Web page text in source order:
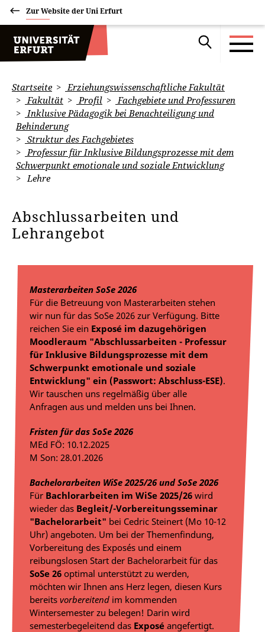
Zur Website der Uni Erfurt
Startseite
Erziehungswissenschaftliche Fakultät
Fakultät
Profil
Fachgebiete und Professuren
Inklusive Pädagogik bei Benachteiligung und
Behinderung
Struktur des Fachgebietes
Professur für Inklusive Bildungsprozesse mit dem
Schwerpunkt emotionale und soziale Entwicklung
Lehre
Abschlussarbeiten und
Lehrangebot
Masterarbeiten SoSe 2026
Für die Betreuung von Masterarbeiten stehen
wir nun für das SoSe 2026 zur Verfügung. Bitte
reichen Sie ein Exposé im dazugehörigen
Moodleraum "Abschlussarbeiten - Professur
für Inklusive Bildungsprozesse mit dem
Schwerpunkt emotionale und soziale
Entwicklung" ein (Passwort: Abschluss-ESE).
Wir tauschen uns regelmäßig über alle
Anfragen aus und melden uns bei Ihnen.
Fristen für das SoSe 2026
MEd FÖ: 10.12.2025
M Son: 28.01.2026
Bachelorarbeiten WiSe 2025/26 und SoSe 2026
Für Bachlorarbeiten im WiSe 2025/26 wird
wieder das Begleit/-Vorbereitungsseminar
"Bachelorarbeit" bei Cedric Steinert (Mo 10-12
Uhr) angeboten. Um bei der Themenfindung,
Vorbereitung des Exposés und einem
reibungslosen Start der Bachelorarbeit für das
SoSe 26 optimal unterstützt zu werden,
möchten wir Ihnen ans Herz legen, diesen Kurs
bereits vorbereitend im kommenden
Wintersemester zu belegen! Darin wird
semesterbegeleitend das Exposé angefertigt.